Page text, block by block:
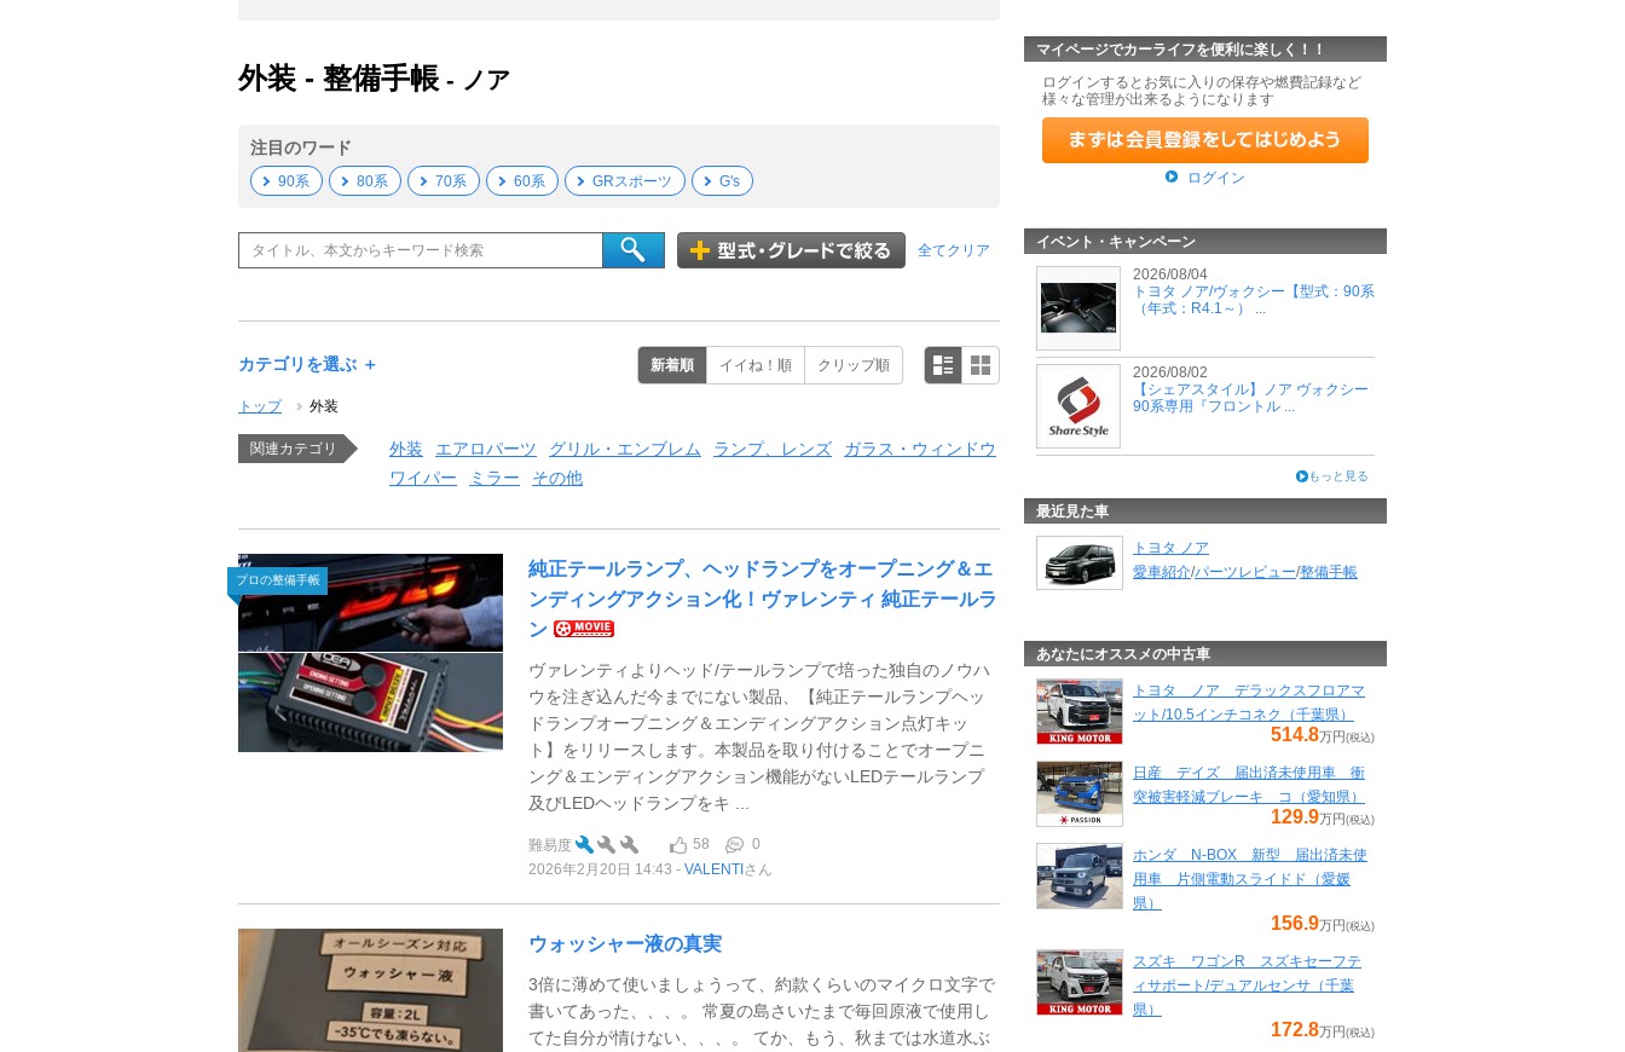
外装 - 整備手帳 - ノア
注目のワード
90系 80系 70系 60系 GRスポーツ G's
全てクリア
カテゴリを選ぶ ＋ 新着順 イイね！順 クリップ順
トップ 外装
関連カテゴリ 外装 エアロパーツ グリル・エンブレム ランプ、レンズ
ガラス・ウィンドウ
ワイパー
ミラー その他
プロの整備手帳
純正テールランプ、ヘッドランプをオープニング＆エ
ンディングアクション化！ヴァレンティ 純正テールラ
ン
ヴァレンティよりヘッド/テールランプで培った独自のノウハ
ウを注ぎ込んだ今までにない製品、【純正テールランプヘッ
ドランプオープニング＆エンディングアクション点灯キッ
ト】をリリースします。本製品を取り付けることでオープニ
ング＆エンディングアクション機能がないLEDテールランプ
及びLEDヘッドランプをキ ...
難易度 58
0
2026年2月20日 14:43
VALENTI さん
ウォッシャー液の真実
3倍に薄めて使いましょうって、約款くらいのマイクロ文字で
書いてあった、、、。 常夏の島さいたまで毎回原液で使用し
てた自分が情けない、、、。 てか、もう、秋までは水道水ぶ
マイページでカーライフを便利に楽しく！！
ログインするとお気に入りの保存や燃費記録など
様々な管理が出来るようになります
ログイン
イベント・キャンペーン
2026/08/04
トヨタ ノア/ヴォクシー【型式：90系
（年式：R4.1～） ...
2026/08/02
【シェアスタイル】ノア ヴォクシー
90系専用『フロントル ...
もっと見る
最近見た車
トヨタ ノア
愛車紹介/パーツレビュー/整備手帳
あなたにオススメの中古車
トヨタ ノア デラックスフロアマ
ット/10.5インチコネク（千葉県）
514.8万円 (税込)
日産 デイズ 届出済未使用車 衝
突被害軽減ブレーキ コ（愛知県）
129.9万円 (税込)
ホンダ N-BOX 新型 届出済未使
用車 片側電動スライドド（愛媛
県）
156.9万円 (税込)
スズキ ワゴンR スズキセーフテ
ィサポート/デュアルセンサ（千葉
県）
172.8万円 (税込)